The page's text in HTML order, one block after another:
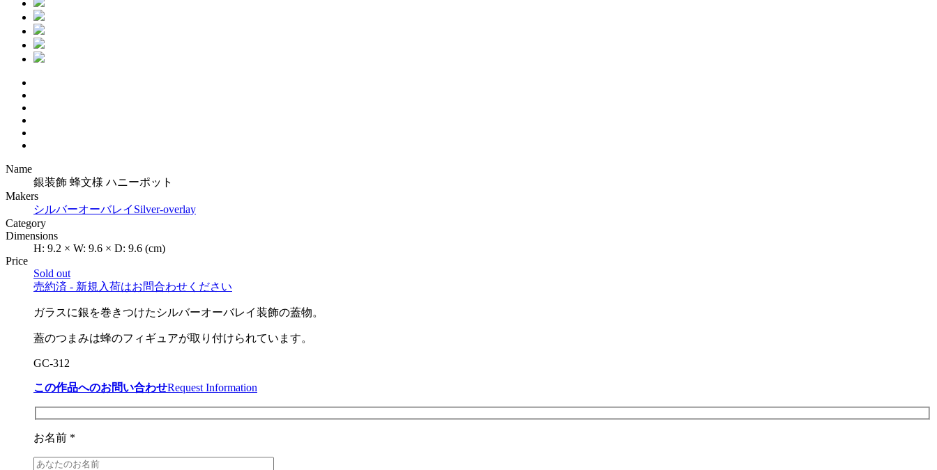
Name
銀装飾 蜂文様 ハニーポット
Makers
シルバーオーバレイ Silver-overlay
Category
Dimensions
H: 9.2 × W: 9.6 × D: 9.6 (cm)
Price
Sold out
売約済 - 新規入荷はお問合わせください
ガラスに銀を巻きつけたシルバーオーバレイ装飾の蓋物。
蓋のつまみは蜂のフィギュアが取り付けられています。
GC-312
この作品へのお問い合わせRequest Information
お名前 *